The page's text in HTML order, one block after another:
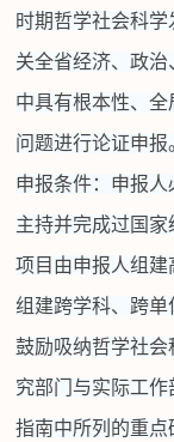
时期哲学社会科
关全省经济、政
中具有根本性、
问题进行论证申报
申报条件：申报
主持并完成过国
项目由申报人组
组建跨学科、跨单
鼓励吸纳哲学社
究部门与实际工
指南中所列的重点